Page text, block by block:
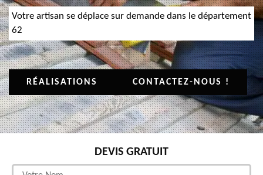
Votre artisan se déplace sur demande dans le département
62
RÉALISATIONS CONTACTEZ-NOUS !
DEVIS GRATUIT